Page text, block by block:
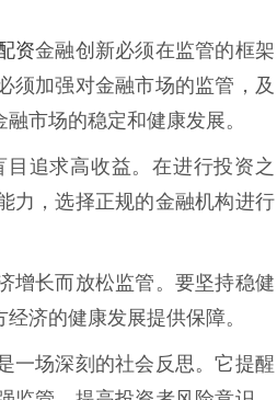
资金融创新必须在监管的框架
须加强对金融市场的监管，及
市场的稳定和健康发展。
追求高收益。在进行投资之
力，选择正规的金融机构进行
增长而放松监管。要坚持稳健
济的健康发展提供保障。
一场深刻的社会反思。它提醒